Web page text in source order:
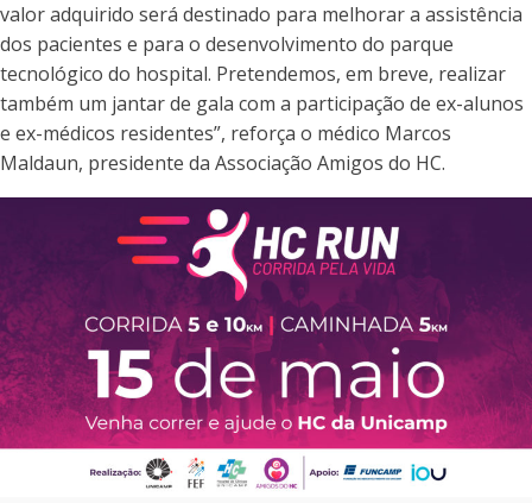
valor adquirido será destinado para melhorar a assistência
dos pacientes e para o desenvolvimento do parque
tecnológico do hospital. Pretendemos, em breve, realizar
também um jantar de gala com a participação de ex-alunos
e ex-médicos residentes”, reforça o médico Marcos
Maldaun, presidente da Associação Amigos do HC.